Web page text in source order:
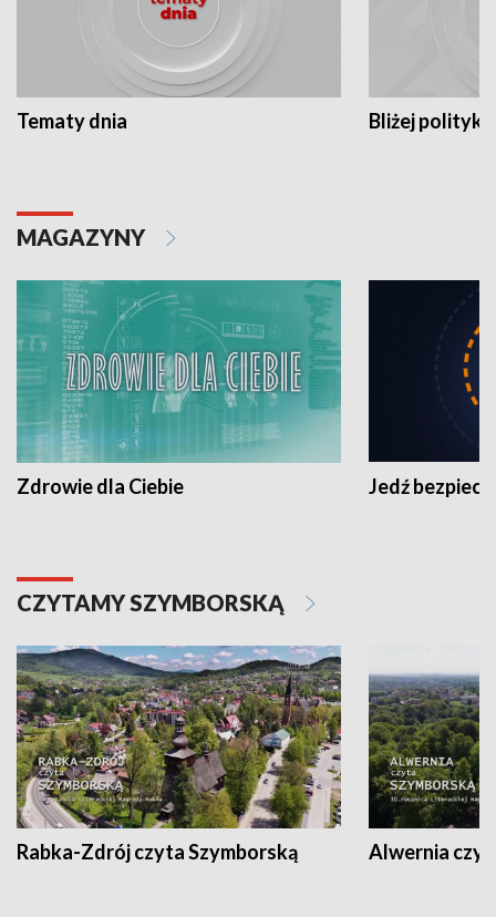
Tematy dnia Bliżej polityki
MAGAZYNY
Zdrowie dla Ciebie Jedź
CZYTAMY SZYMBORSKĄ
Rabka-Zdrój czyta Szymborską Alwernia